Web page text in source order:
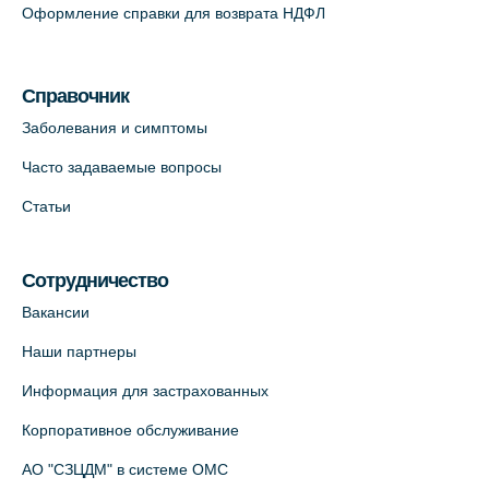
+7 (812) 660-73-69
На карте
На карте
Лабораторный терминал на
партнёр)
+7 (812) 498-10-30
Оформление справки для возврата НДФЛ
Справочник
Заболевания и симптомы
Часто задаваемые вопросы
Статьи
Сотрудничество
Вакансии
Наши партнеры
Информация для застрахованных
Корпоративное обслуживание
АО "СЗЦДМ" в системе ОМС